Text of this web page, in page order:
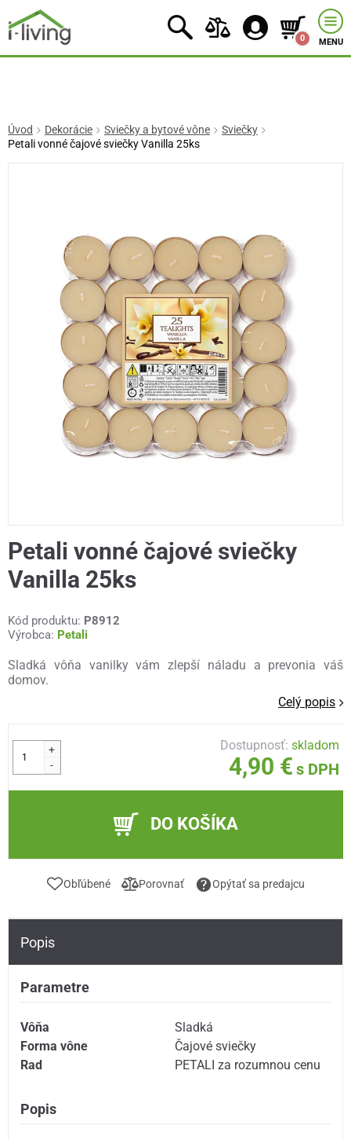
0 MENU
Úvod Dekorácie Sviečky a bytové vône
Sviečky
Petali vonné čajové sviečky Vanilla 25ks
Petali vonné čajové sviečky
Vanilla 25ks
Kód produktu: P8912
Výrobca: Petali
Sladká vôňa vanilky vám zlepší náladu a prevonia váš
domov.
Celý popis
+
-
Dostupnosť:skladom
4,90 € s DPH
DO KOŠÍKA
Obľúbené Porovnať Opýtať sa predajcu
Popis
Parametre
Vôňa
Sladká
Forma vône
Čajové sviečky
Rad
PETALI za rozumnou cenu
Popis